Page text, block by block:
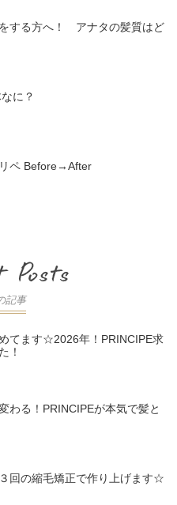
する方へ！ アナタの髪質はど
に？
ペ Before→After
記事
てます☆2026年！PRINCIPE求
！
わる！PRINCIPEが本気で髪と
回の縮毛矯正で作り上げます☆